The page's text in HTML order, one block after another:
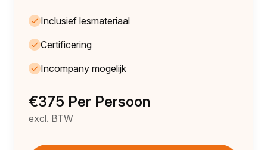
Inclusief lesmateriaal
Certificering
Incompany mogelijk
€375 Per Persoon
excl. BTW